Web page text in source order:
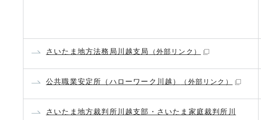
さいたま地方法務局川越支局 （外部リンク）
公共職業安定所（ハローワーク川越） （外部リンク）
さいたま地方裁判所川越支部・さいたま家庭裁判所川